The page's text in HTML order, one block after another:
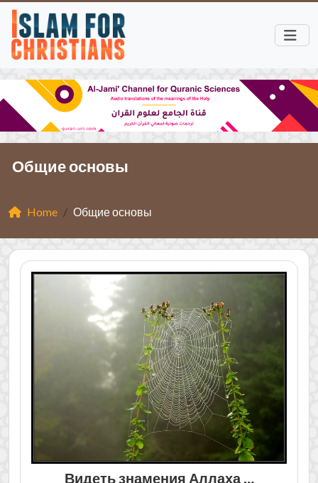
Общие основы
Home Общие основы
Видеть знамения Аллаха …